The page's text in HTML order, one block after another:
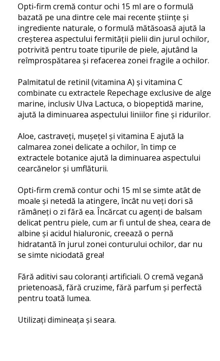
Opti-firm cremă contur ochi 15 ml are o formulă
bazată pe una dintre cele mai recente științe și
ingrediente naturale, o formulă mătăsoasă ajută la
creșterea aspectului fermității pielii din jurul ochilor,
potrivită pentru toate tipurile de piele, ajutând la
reîmprospătarea și refacerea zonei fragile a ochilor.
Palmitatul de retinil (vitamina A) și vitamina C
combinate cu extractele Repechage exclusive de alge
marine, inclusiv Ulva Lactuca, o biopeptidă marine,
ajută la diminuarea aspectului liniilor fine și ridurilor.
Aloe, castraveți, mușețel și vitamina E ajută la
calmarea zonei delicate a ochilor, în timp ce
extractele botanice ajută la diminuarea aspectului
cearcănelor și umflăturii.
Opti-firm cremă contur ochi 15 ml se simte atât de
moale și netedă la atingere, încât nu veți dori să
rămâneți o zi fără ea. Încărcat cu agenți de balsam
delicat pentru piele, cum ar fi untul de shea, ceara de
albine și acidul hialuronic, creează o pernă
hidratantă în jurul zonei conturului ochilor, dar nu
se simte niciodată grea!
Fără aditivi sau coloranți artificiali. O cremă vegană
prietenoasă, fără cruzime, fără parfum și perfectă
pentru toată lumea.
Utilizați dimineața și seara.